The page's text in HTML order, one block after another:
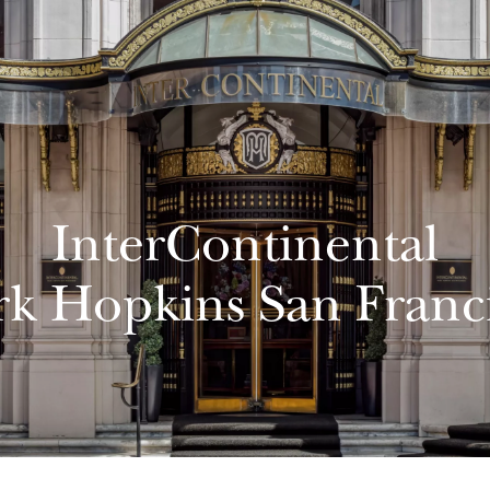
InterContinental
Hopkins San